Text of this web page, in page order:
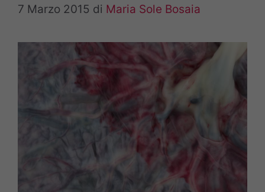
7 Marzo 2015 di Maria Sole Bosaia